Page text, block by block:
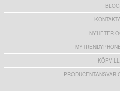
NYHETER
PRODUCENTANSVAR